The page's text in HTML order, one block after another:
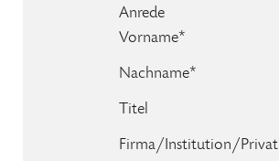
Anrede
Vorname*
Nachname*
Titel
Firma/Institution/Privat